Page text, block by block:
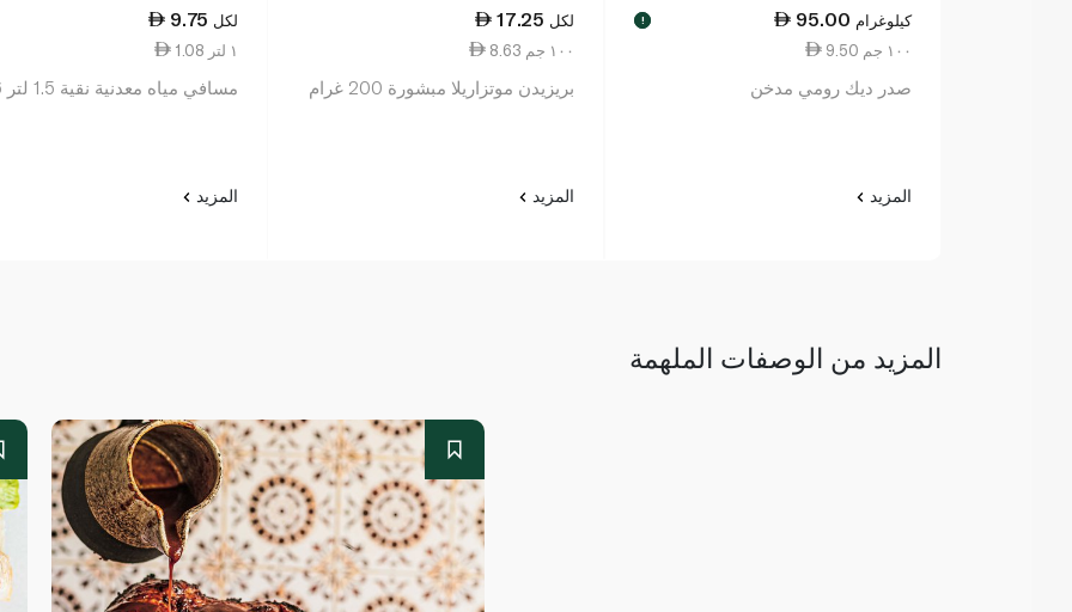
95.00 كيلوغرام !
9.50 ١٠٠ جم
صدر ديك رومي مدخن
المزيد
17.25 لكل
8.63 ١٠٠ جم
بريزيدن موتزاريلا مبشورة 200 غرام
المزيد
9.75 لكل
1.08 ١ لتر
مسافي مياه معدنية نقية 1.5 لتر x6
المزيد
المزيد من الوصفات الملهمة